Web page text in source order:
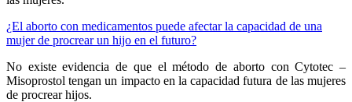
¿El aborto con medicamentos puede afectar la capacidad de una
mujer de procrear un hijo en el futuro?
No existe evidencia de que el método de aborto con Cytotec –
Misoprostol tengan un impacto en la capacidad futura de las mujeres
de procrear hijos.